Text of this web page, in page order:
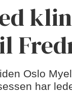
Oslo
har